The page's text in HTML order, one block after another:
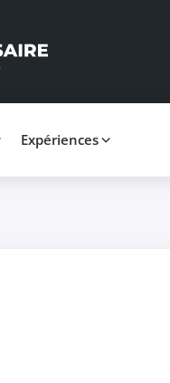
Expériences